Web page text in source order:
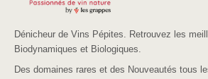
Dénicheur de Vins Pépites. Retrouvez les
Biodynamiques et Biologiques.
Des domaines rares et des Nouveautés tous